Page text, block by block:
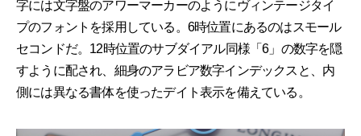
字には文字盤のアワーマーカーのようにヴィンテージタイ
プのフォントを採用している。6時位置にあるのはスモール
セコンドだ。12時位置のサブダイアル同様「6」の数字を隠
すように配され、細身のアラビア数字インデックスと、内
側には異なる書体を使ったデイト表示を備えている。